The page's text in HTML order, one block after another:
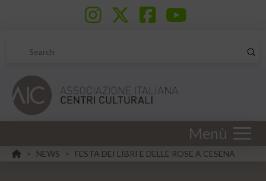
Search
Menù
HOME
> NEWS > FESTA DEI LIBRI E DELLE ROSE A CESENA